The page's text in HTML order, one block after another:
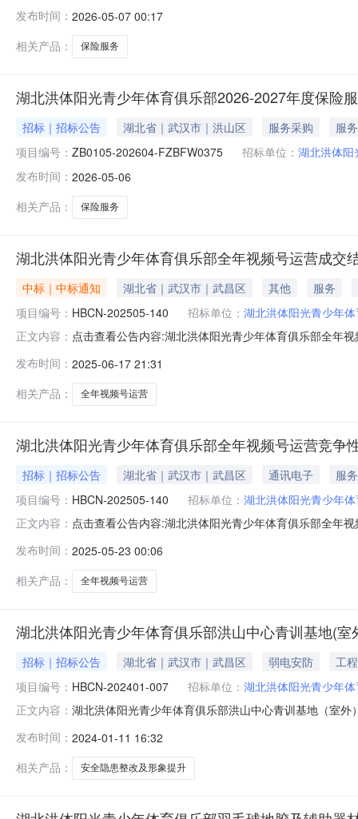
发布时间： 2026-05-07 00:17
相关产品：
保险服务
湖北洪体阳光青少年体育俱乐部2026-2027年度保险
招标｜招标公告 湖北省｜武汉市｜洪山区 服务采购
服务
项目编号： ZB0105-202604-FZBFW0375 招标单位： 湖北洪体阳
发布时间： 2026-05-06
相关产品：
保险服务
湖北洪体阳光青少年体育俱乐部全年视频号运营成交
中标｜中标通知 湖北省｜武汉市｜武昌区 其他
服务
项目编号： HBCN-202505-140 招标单位： 湖北洪体阳光青少年
正文内容： 点击查看公告内容:湖北洪体阳光青少年体育俱乐部全年
HBCN-202505-140二、项目名称湖北洪体阳光青少年体
街台北一路华银
发布时间： 2025-06-17 21:31
相关产品：
全年视频号运营
湖北洪体阳光青少年体育俱乐部全年视频号运营竞争
招标｜招标公告 湖北省｜武汉市｜武昌区 通讯电子
服务
项目编号： HBCN-202505-140 招标单位： 湖北洪体阳光青少年
正文内容： 点击查看公告内容:湖北洪体阳光青少年体育俱乐部全年
为湖北洪体阳光青少年体育俱乐部。本项目已具备招标
其中的（001)湖北洪
发布时间： 2025-05-23 00:06
相关产品：
全年视频号运营
湖北洪体阳光青少年体育俱乐部洪山中心青训基地(
招标｜招标公告 湖北省｜武汉市｜武昌区 弱电安防
工程
项目编号： HBCN-202401-007 招标单位： 湖北洪体阳光青少年
正文内容： 湖北洪体阳光青少年体育俱乐部洪山中心青训基地（室
HBCN-202401-007项目名称：洪山中心青训基地（室外
62.318198万元
发布时间： 2024-01-11 16:32
相关产品：
安全隐患整改及形象提升